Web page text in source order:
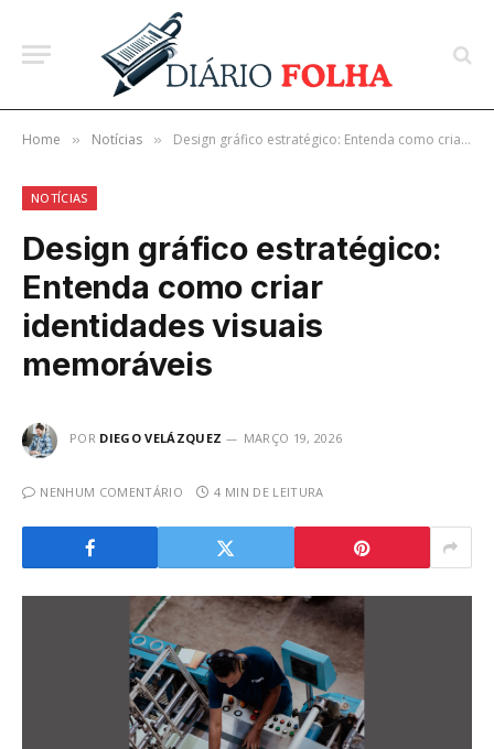
Home » Notícias » Design gráfico estratégico: Entenda como criar identidades visuais memoráveis
NOTÍCIAS
Design gráfico estratégico:
Entenda como criar
identidades visuais
memoráveis
POR DIEGO VELÁZQUEZ MARÇO 19, 2026
NENHUM COMENTÁRIO 4 MIN DE LEITURA